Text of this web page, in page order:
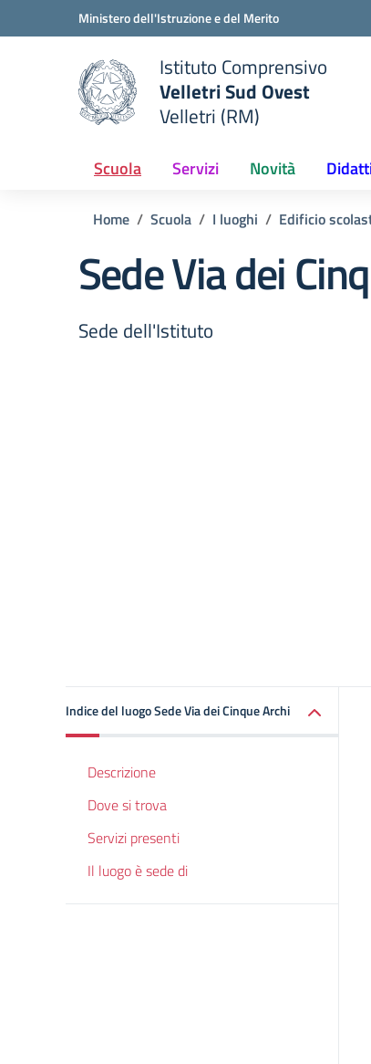
Vai ai contenuti
Vai al menu di navigazioneMinistero dell'Istruzione e del Merito
scuola
Istituto Comprensivo
Velletri Sud Ovest
Velletri (RM)
Scuola Servizi Novità
Home Scuola I luoghi Edificio
Sede Via dei
Sede dell'Istituto
Indice del luogo Sede Via dei Cinque Archi
Descrizione
Dove si trova
Servizi presenti
Il luogo è sede di